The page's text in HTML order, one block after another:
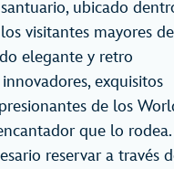
ubicado
visitantes mayores de
elegante y retro
exquisitos
de los
que lo rodea.
reservar a través